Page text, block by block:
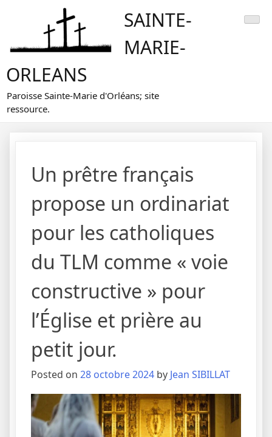
SAINTE-
MARIE-
ORLEANS
Paroisse Sainte-Marie d'Orléans; site
ressource.
Un prêtre français
propose un ordinariat
pour les catholiques
du TLM comme « voie
constructive » pour
l’Église et prière au
petit jour.
Posted on 28 octobre 2024 by Jean SIBILLAT